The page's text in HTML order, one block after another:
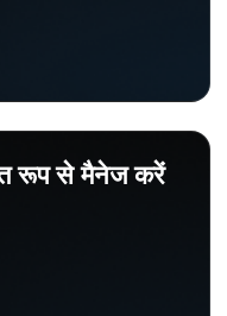
रूप से मैनेज करें